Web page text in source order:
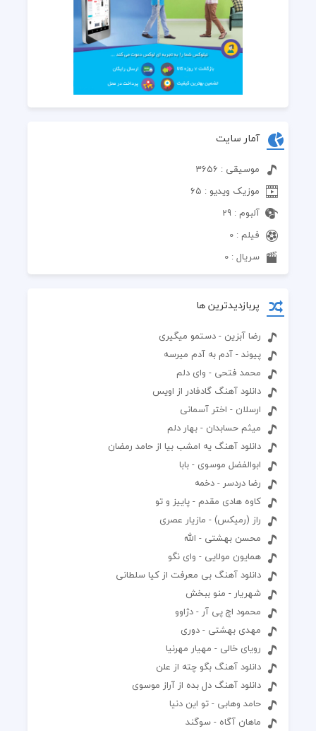
آمار سایت
موسیقی : 3656
موزیک ویدیو : 65
آلبوم : 29
فیلم : 0
سریال : 0
پربازدیدترین ها
رضا آبزین - دستمو میگیری
پیوند - آدم به آدم میرسه
محمد فتحی - وای دلم
دانلود آهنگ گادفادر از اویس
ارسلان - اختر آسمانی
میثم حسابدان - بهار دلم
دانلود آهنگ یه امشب بیا از حامد رمضان
ابوالفضل موسوی - بابا
رضا دردسر - دخمه
کاوه هادی مقدم - پاییز و تو
راز (رمیکس) - مازیار عصری
محسن بهشتی - الله
همایون مولایی - وای نگو
دانلود آهنگ بی معرفت از کیا سلطانی
شهریار - منو ببخش
محمود اچ پی آر - دژاوو
مهدی بهشتی - دوری
رویای خالی - مهیار مهرنیا
دانلود آهنگ بگو چته از علن
دانلود آهنگ دل بده از آراز موسوی
حامد وهابی - تو این دنیا
ماهان آگاه - سوگند